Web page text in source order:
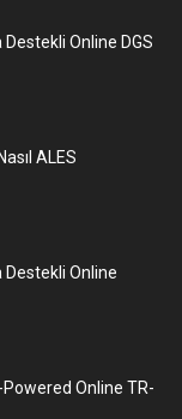
Online DGS
ALES
Destekli Online
Powered Online TR-